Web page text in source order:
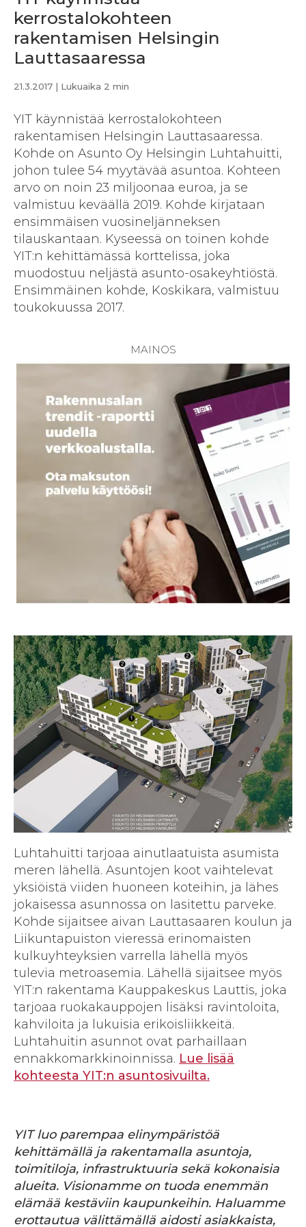
kerrostalokohteen
rakentamisen Helsingin
Lauttasaaressa
21.3.2017 | Lukuaika 2 min
YIT käynnistää kerrostalokohteen
rakentamisen Helsingin Lauttasaaressa.
Kohde on Asunto Oy Helsingin Luhtahuitti,
johon tulee 54 myytävää asuntoa. Kohteen
arvo on noin 23 miljoonaa euroa, ja se
valmistuu keväällä 2019. Kohde kirjataan
ensimmäisen vuosineljänneksen
tilauskantaan. Kyseessä on toinen kohde
YIT:n kehittämässä korttelissa, joka
muodostuu neljästä asunto-osakeyhtiöstä.
Ensimmäinen kohde, Koskikara, valmistuu
toukokuussa 2017.
Luhtahuitti tarjoaa ainutlaatuista asumista
meren lähellä. Asuntojen koot vaihtelevat
yksiöistä viiden huoneen koteihin, ja lähes
jokaisessa asunnossa on lasitettu parveke.
Kohde sijaitsee aivan Lauttasaaren koulun ja
Liikuntapuiston vieressä erinomaisten
kulkuyhteyksien varrella lähellä myös
tulevia metroasemia. Lähellä sijaitsee myös
YIT:n rakentama Kauppakeskus Lauttis, joka
tarjoaa ruokakauppojen lisäksi ravintoloita,
kahviloita ja lukuisia erikoisliikkeitä.
Luhtahuitin asunnot ovat parhaillaan
ennakkomarkkinoinnissa. Lue lisää
kohteesta YIT:n asuntosivuilta.
YIT luo parempaa elinympäristöä
kehittämällä ja rakentamalla asuntoja,
toimitiloja, infrastruktuuria sekä kokonaisia
alueita. Visionamme on tuoda enemmän
elämää kestäviin kaupunkeihin. Haluamme
erottautua välittämällä aidosti asiakkaista,